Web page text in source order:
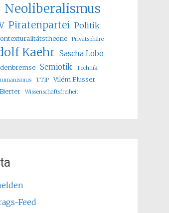
Neoliberalismus
Piratenpartei Politik
Privatsphäre
Kaehr Sascha Lobo
Semiotik
Technik
TTIP
Vilém Flusser
Wissenschaftsfreiheit
Feed